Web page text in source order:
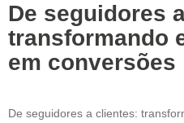
De seguidores
transformando
em conversões
De seguidores a clientes: